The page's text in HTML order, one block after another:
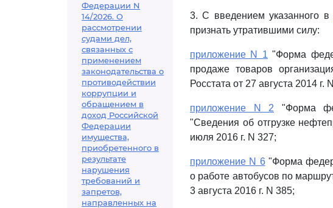
Федерации N
14/2026. О
рассмотрении
судами дел,
связанных с
применением
законодательства о
противодействии
коррупции и
обращением в
доход Российской
Федерации
имущества,
приобретенного в
результате
нарушения
требований и
запретов,
направленных на
3. С введением указанного в
признать утратившими силу:
приложение N 1 "Форма
продаже товаров
Росстата от 27 августа 2014 г.
приложение N 2 "Форма
"Сведения об отгрузке
июля 2016 г. N 327;
приложение N 6"Форма
о работе автобусов по
3 августа 2016 г. N 385;